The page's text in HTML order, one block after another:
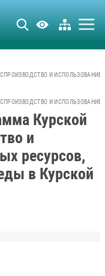
И
И
Курской
и
ресурсов,
в Курской